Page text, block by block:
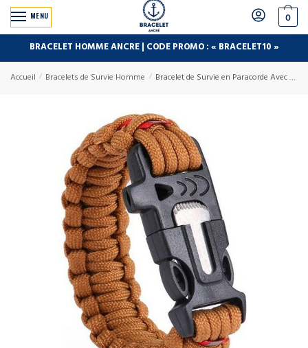
MENU 0
BRACELET HOMME ANCRE | CODE PROMO : « BRACELET10 »
Accueil / Bracelets de Survie Homme / Bracelet de Survie en Paracorde Avec Grattoir et Sifflet Messiah